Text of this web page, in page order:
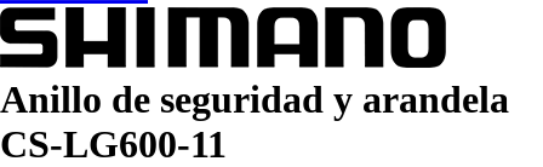
Anillo de seguridad y arandela
CS-LG600-11